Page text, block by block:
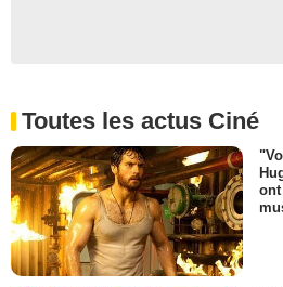
Toutes les actus Ciné